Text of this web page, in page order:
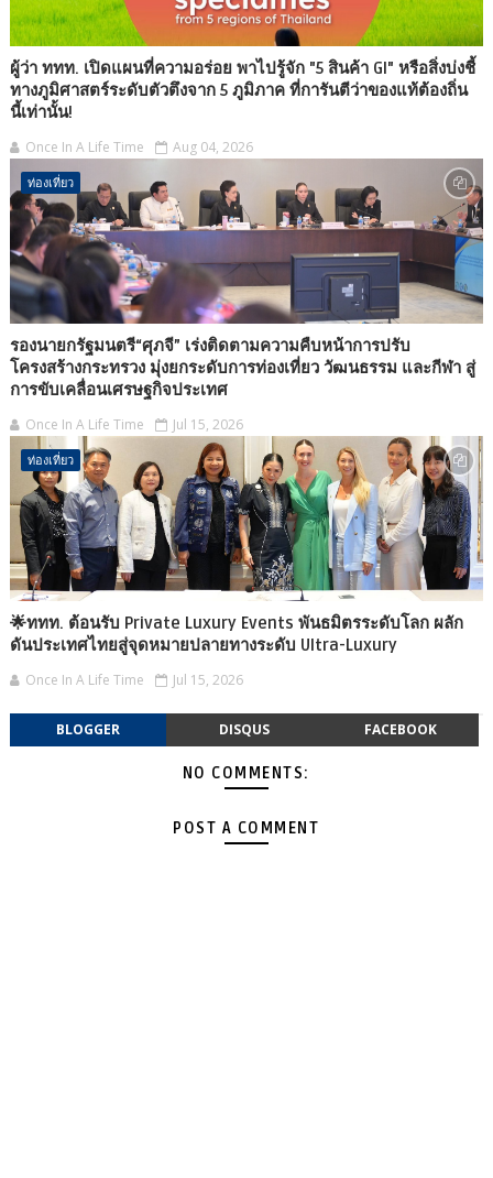
ผู้ว่า ททท. เปิดแผนที่ความอร่อย พาไปรู้จัก "5 สินค้า GI" หรือสิ่งบ่งชี้
ทางภูมิศาสตร์ระดับตัวตึงจาก 5 ภูมิภาค ที่การันตีว่าของแท้ต้องถิ่น
นี้เท่านั้น!
Once In A Life Time Aug 04, 2026
ท่องเที่ยว
รองนายกรัฐมนตรี“ศุภจี” เร่งติดตามความคืบหน้าการปรับ
โครงสร้างกระทรวง มุ่งยกระดับการท่องเที่ยว วัฒนธรรม และกีฬา สู่
การขับเคลื่อนเศรษฐกิจประเทศ
Once In A Life Time Jul 15, 2026
ท่องเที่ยว
🌟ททท. ต้อนรับ Private Luxury Events พันธมิตรระดับโลก ผลัก
ดันประเทศไทยสู่จุดหมายปลายทางระดับ Ultra-Luxury
Once In A Life Time Jul 15, 2026
BLOGGER DISQUS FACEBOOK
NO COMMENTS:
POST A COMMENT